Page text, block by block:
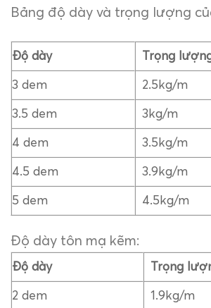
Bảng độ dày và trọng lượng
Độ dày
Trọng
3 dem
2.5kg/m
3.5 dem
3kg/m
4 dem
3.5kg/m
4.5 dem
3.9kg/m
5 dem
4.5kg/m
Độ dày tôn mạ kẽm:
Độ dày
Trọng
2 dem
1.9kg/m